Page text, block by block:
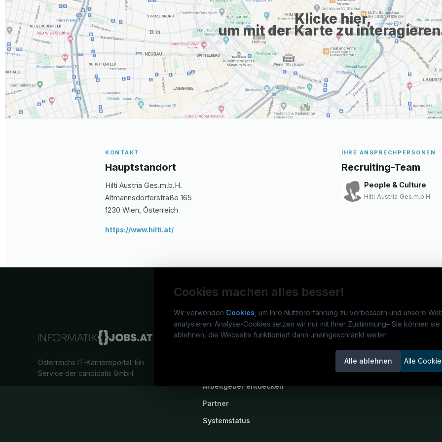
Klicke hier,
um mit der Karte zu
KONTAKT
Hauptstandort
Hilti Austria Ges.m.b.H.
Altmannsdorferstraße 165
1230 Wien , Österreich
https://www.hilti.at/
IHRE ANSPRECHPERSONEN
Recruiting-Team
People & Culture
Hilti Austria Ges.m.b.H.
Cookies machen alles besser!
Wir verwenden Cookies , um Ihre Nutzererfahrung zu verbessern und unsere
analysieren. Analyse-Cookies setzen wir nur mit Ihrer Zustimmung– Sie können
ablehnen, die Webseite funktioniert dann uneingeschränkt weiter
Alle ablehnen Alle
Österreichs IT-Karriereportal. Ein
Service der candidatis GmbH.
informatikjobs.at
Arbeitgeber entdecken
Partner
Systemstatus
Jobs
Jobkategorien